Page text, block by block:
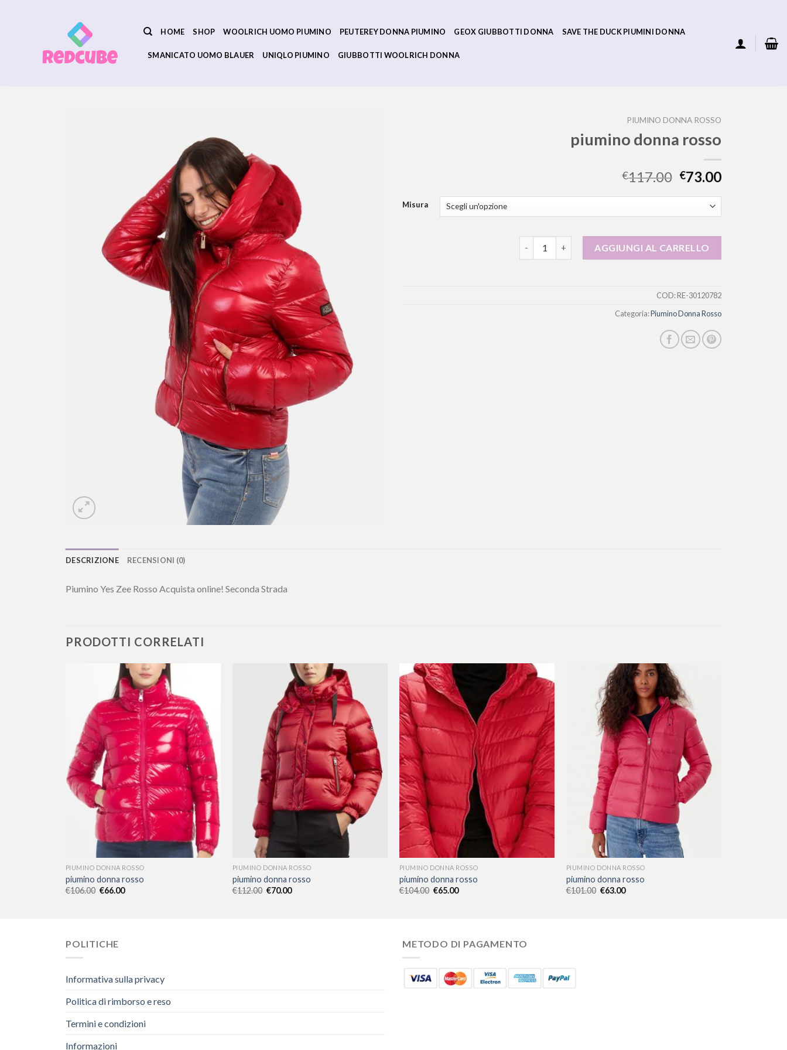
HOME SHOP WOOLRICH UOMO PIUMINO PEUTEREY DONNA PIUMINO GEOX GIUBBOTTI DONNA SAVE THE DUCK PIUMINI DONNA
SMANICATO UOMO BLAUER UNIQLO PIUMINO GIUBBOTTI WOOLRICH DONNA
PIUMINO DONNA ROSSO
piumino donna rosso
€117.00 €73.00
Misura
AGGIUNGI AL CARRELLO
COD:RE-30120782
Categoria:Piumino Donna Rosso
DESCRIZIONE RECENSIONI (0)
Piumino Yes Zee Rosso Acquista online! Seconda Strada
PRODOTTI CORRELATI
PIUMINO DONNA ROSSO
piumino donna rosso
€106.00 €66.00
PIUMINO DONNA ROSSO
piumino donna rosso
€112.00 €70.00
PIUMINO DONNA ROSSO
piumino donna rosso
€104.00 €65.00
PIUMINO DONNA ROSSO
piumino donna rosso
€101.00 €63.00
POLITICHE
Informativa sulla privacy
Politica di rimborso e reso
Termini e condizioni
Informazioni
METODO DI PAGAMENTO